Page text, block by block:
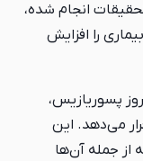
انجام شده،
را افزایش
پسوریازیس،
می‌دهد. این
از جمله آن‌ها